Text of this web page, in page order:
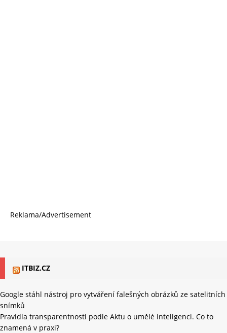
Reklama/Advertisement
ITBIZ.CZ
Google stáhl nástroj pro vytváření falešných obrázků ze satelitních
snímků
Pravidla transparentnosti podle Aktu o umělé inteligenci. Co to
znamená v praxi?